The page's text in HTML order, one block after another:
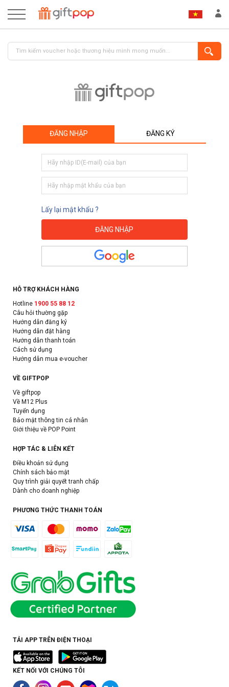
ĐĂNG NHẬP ĐĂNG KÝ
Lấy lại mật khẩu ?
HỖ TRỢ KHÁCH HÀNG
Hotline 1900 55 88 12
Câu hỏi thường gặp
Hướng dẫn đăng ký
Hướng dẫn đặt hàng
Hướng dẫn thanh toán
Cách sử dụng
Hướng dẫn mua e-voucher
VỀ GIFTPOP
Về giftpop
Về M12 Plus
Tuyển dụng
Bảo mật thông tin cá nhân
Giới thiệu về POP Point
HỢP TÁC & LIÊN KẾT
Điều khoản sử dụng
Chính sách bảo mật
Quy trình giải quyết tranh chấp
Dành cho doanh nghiệp
PHƯƠNG THỨC THANH TOÁN
TẢI APP TRÊN ĐIỆN THOẠI
KẾT NỐI VỚI CHÚNG TÔI